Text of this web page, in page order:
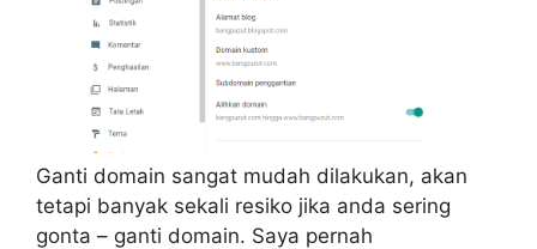
Ganti domain sangat mudah dilakukan, akan
tetapi banyak sekali resiko jika anda sering
gonta – ganti domain. Saya pernah